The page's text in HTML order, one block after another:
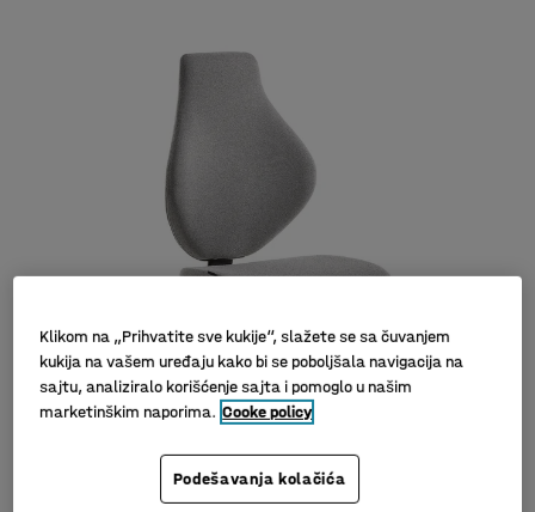
Klikom na „Prihvatite sve kukije“, slažete se sa čuvanjem
kukija na vašem uređaju kako bi se poboljšala navigacija na
sajtu, analiziralo korišćenje sajta i pomoglo u našim
marketinškim naporima. Cooke policy
Podešavanja kolačića